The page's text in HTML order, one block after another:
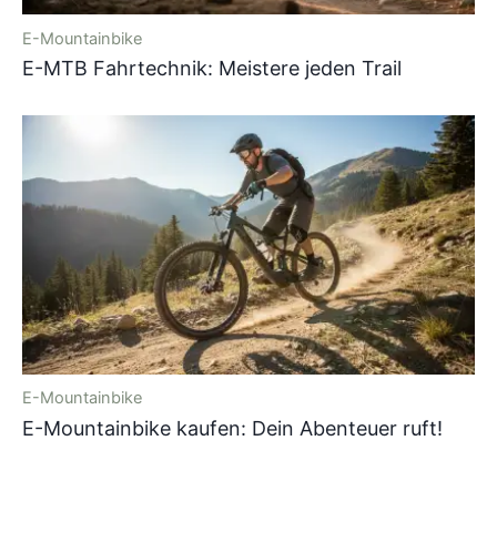
E-Mountainbike
E-MTB Fahrtechnik: Meistere jeden Trail
E-Mountainbike
E-Mountainbike kaufen: Dein Abenteuer ruft!